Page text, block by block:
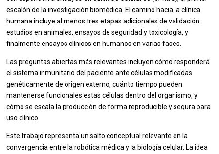
escalón de la investigación biomédica. El camino hacia la clínica
humana incluye al menos tres etapas adicionales de validación:
estudios en animales, ensayos de seguridad y toxicología, y
finalmente ensayos clínicos en humanos en varias fases.
Las preguntas abiertas más relevantes incluyen cómo responderá
el sistema inmunitario del paciente ante células modificadas
genéticamente de origen externo, cuánto tiempo pueden
mantenerse funcionales estas células dentro del organismo, y
cómo se escala la producción de forma reproducible y segura para
uso clínico.
Este trabajo representa un salto conceptual relevante en la
convergencia entre la robótica médica y la biología celular. La idea